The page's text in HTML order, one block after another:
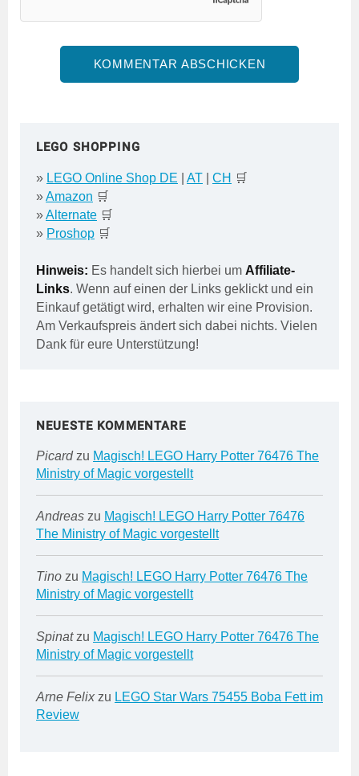
LEGO SHOPPING
» LEGO Online Shop DE AT CH 🛒
»Amazon 🛒
»Alternate 🛒
» Proshop 🛒
Hinweis: Es handelt sich hierbei um Affiliate-
Links. Wenn auf einen der Links geklickt und ein
Einkauf getätigt wird, erhalten wir eine Provision.
Am Verkaufspreis ändert sich dabei nichts. Vielen
Dank für eure Unterstützung!
NEUESTE KOMMENTARE
Picard zu Magisch! LEGO Harry Potter 76476 The
Ministry of Magic vorgestellt
Andreas zu Magisch! LEGO Harry Potter 76476
The Ministry of Magic vorgestellt
Tino zu Magisch! LEGO Harry Potter 76476 The
Ministry of Magic vorgestellt
Spinatzu Magisch! LEGO Harry Potter 76476 The
Ministry of Magic vorgestellt
Arne Felix zu LEGO Star Wars 75455 Boba Fett im
Review